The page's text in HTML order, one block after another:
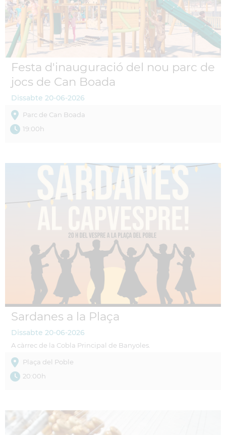
Festa d'inauguració del nou parc de
jocs de Can Boada
Dissabte 20-06-2026
Parc de Can Boada
19:00h
Sardanes a la Plaça
Dissabte 20-06-2026
A càrrec de la Cobla Principal de Banyoles.
Plaça del Poble
20:00h